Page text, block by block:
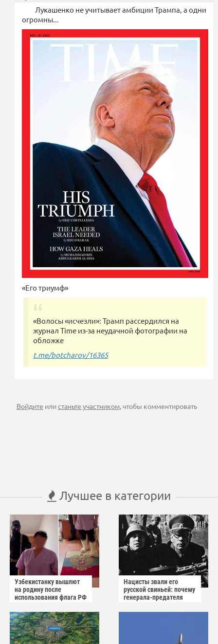
Лукашенко не учитывает амбиции Трампа, а одни
огромны...
«Его триумф»
«Волосы «исчезли»: Трамп рассердился на
журнал Time из-за неудачной фотографии на
обложке
t.me/botcharov/16365
Войдите илистаньте участником, чтобы комментировать
Лучшее в категории
Узбекистанку вышлют
на родину после
использования флага РФ
Нацисты звали его
русской свиньей: почему
генерала-предателя
публичного суда